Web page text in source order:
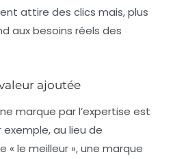
attire des clics mais, plus
aux besoins réels des
ajoutée
marque par l’expertise est
au lieu de
le meilleur », une marque